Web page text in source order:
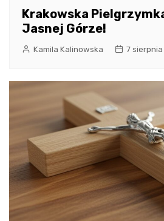
Krakowska
Jasnej Górze!
Kamila Kalinowska 7